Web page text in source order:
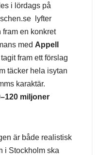
i lördags på
lyfter
fram en konkret
med Appell
fram ett förslag
täcker hela isytan
karaktär.
miljoner
är både realistisk
i Stockholm ska